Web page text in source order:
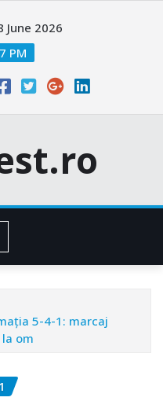
June 2026
PM
5-4-1: marcaj
om